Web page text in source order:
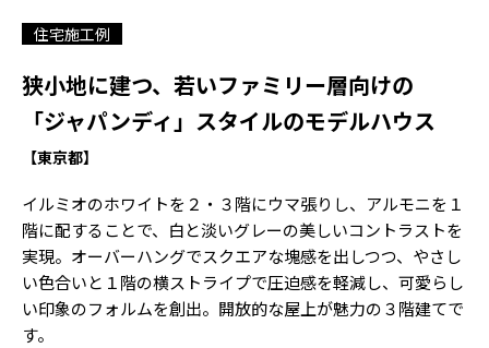
住宅施工例
狭小地に建つ、若いファミリー層向けの
「ジャパンディ」スタイルのモデルハウス
【東京都】
イルミオのホワイトを２・３階にウマ張りし、アルモニを１
階に配することで、白と淡いグレーの美しいコントラストを
実現。オーバーハングでスクエアな塊感を出しつつ、やさし
い色合いと１階の横ストライプで圧迫感を軽減し、可愛らし
い印象のフォルムを創出。開放的な屋上が魅力の３階建てで
す。